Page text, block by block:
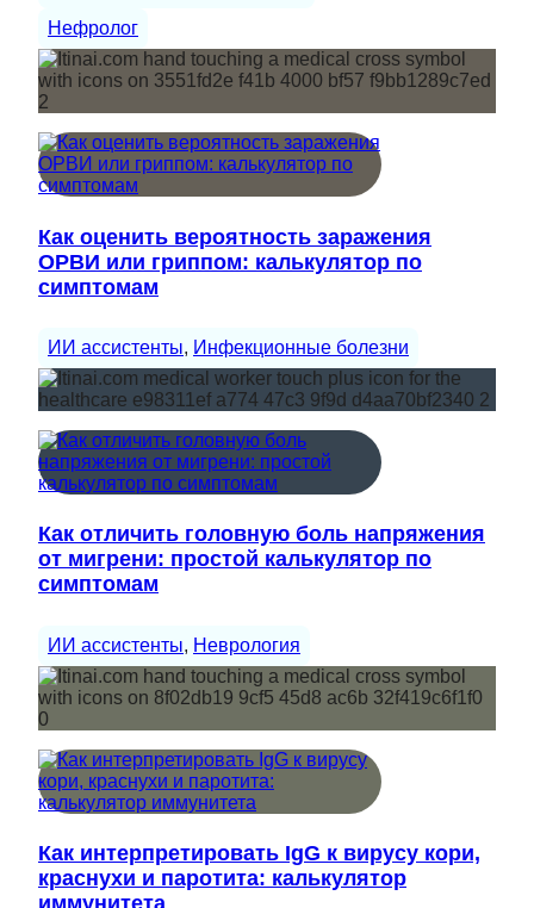
Нефролог
Как оценить вероятность заражения
ОРВИ или гриппом: калькулятор по
симптомам
ИИ ассистенты, Инфекционные болезни
Как отличить головную боль напряжения
от мигрени: простой калькулятор по
симптомам
ИИ ассистенты, Неврология
Как интерпретировать IgG к вирусу кори,
краснухи и паротита: калькулятор
иммунитета